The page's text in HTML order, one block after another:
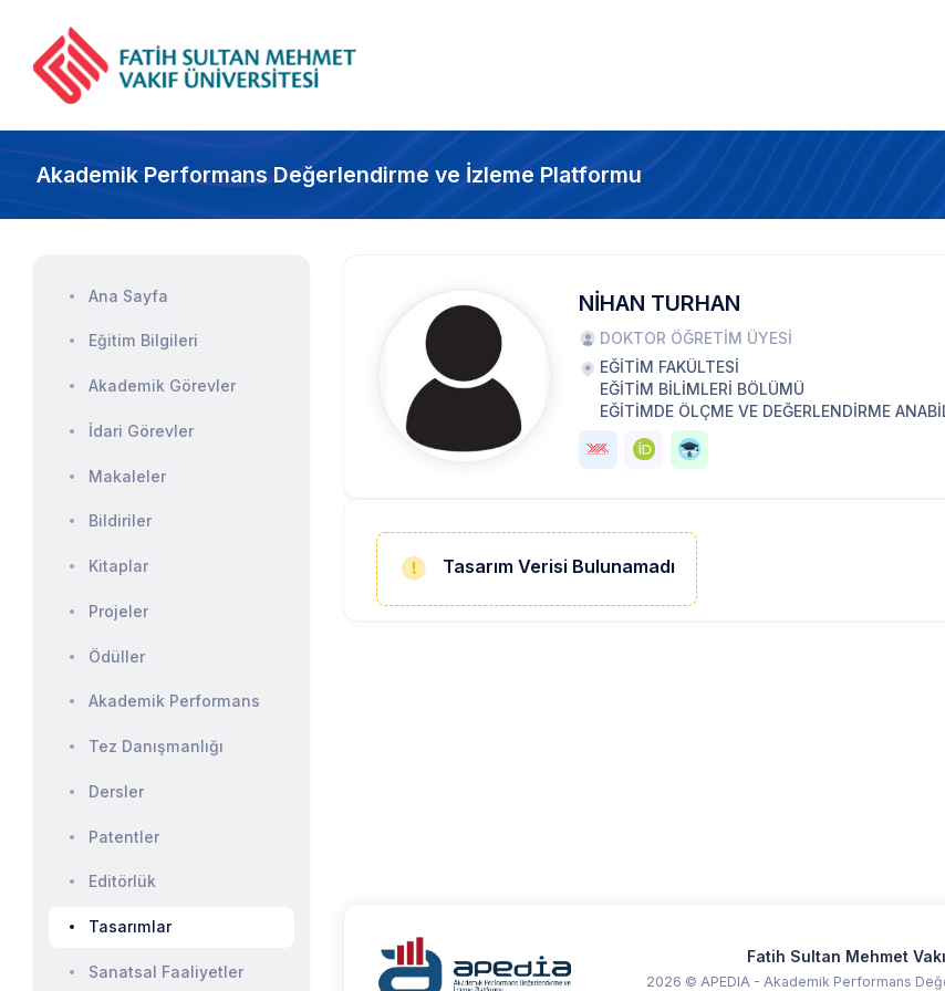
Akademik Performans Değerlendirme ve İzleme Platformu
Ana Sayfa
Eğitim Bilgileri
Akademik Görevler
İdari Görevler
Makaleler
Bildiriler
Kitaplar
Projeler
Ödüller
Akademik Performans
Tez Danışmanlığı
Dersler
Patentler
Editörlük
Tasarımlar
Sanatsal Faaliyetler
NİHAN TURHAN
DOKTOR ÖĞRETİM ÜYESİ
EĞİTİM FAKÜLTESİ
EĞİTİM BİLİMLERİ BÖLÜMÜ
EĞİTİMDE ÖLÇME VE DEĞERLENDİRME
Tasarım Verisi Bulunamadı
Fatih Sultan Mehmet
2026 © APEDIA - Akademik Performans